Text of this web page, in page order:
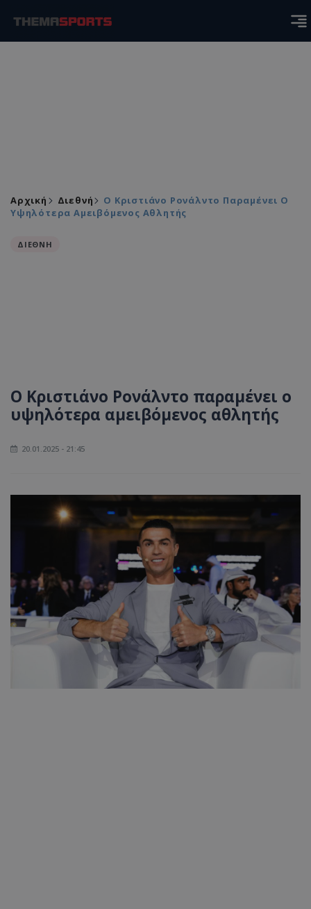
Αρχική Διεθνή
Ο Κριστιάνο Ρονάλντο Παραμένει Ο
Υψηλότερα Αμειβόμενος Αθλητής
ΔΙΕΘΝΗ
Ο Κριστιάνο Ρονάλντο παραμένει ο
υψηλότερα αμειβόμενος αθλητής
20.01.2025 - 21:45